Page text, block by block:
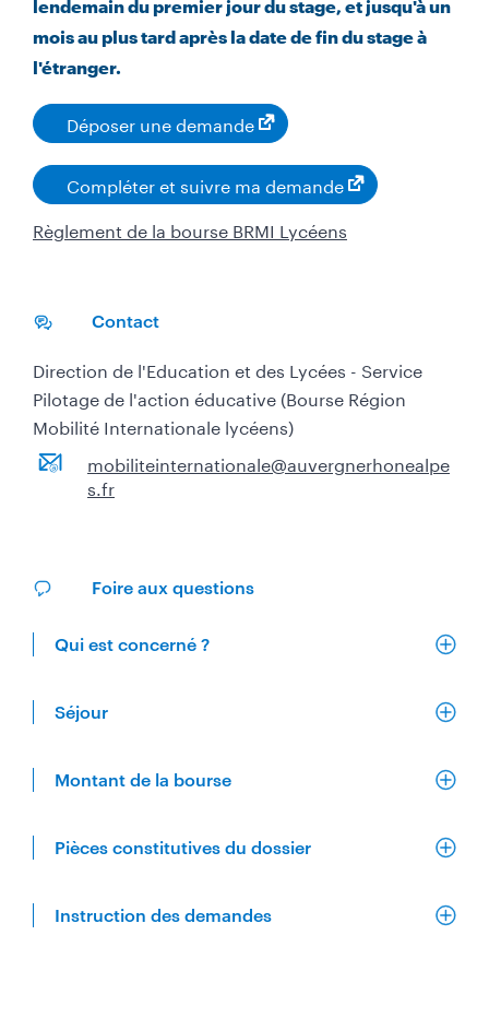
lendemain du premier jour du stage, et jusqu'à un
mois au plus tard après la date de fin du stage à
l'étranger.
Déposer une demande
Compléter et suivre ma demande
Règlement de la bourse BRMI Lycéens
Contact
Direction de l'Education et des Lycées - Service
Pilotage de l'action éducative (Bourse Région
Mobilité Internationale lycéens)
mobiliteinternationale@auvergnerhonealpe
s.fr
Foire aux questions
Qui est concerné ?
Séjour
Montant de la bourse
Pièces constitutives du dossier
Instruction des demandes